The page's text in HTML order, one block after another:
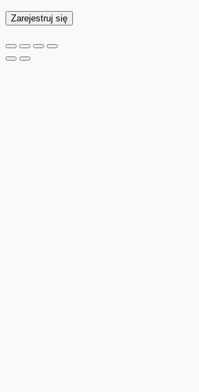
Zarejestruj się